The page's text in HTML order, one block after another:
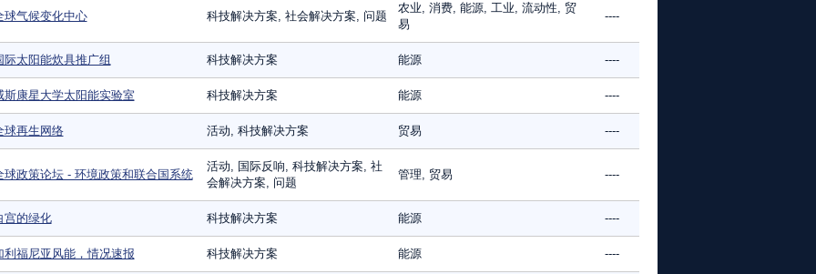
球气候变化中心 科技解决方案, 社会解决方案, 问题
农业, 消费, 能源, 工业, 流动性, 贸
易
----
际太阳能炊具推广组 科技解决方案 能源 ----
斯康星大学太阳能实验室 科技解决方案 能源 ----
球再生网络 活动, 科技解决方案 贸易 ----
球政策论坛 - 环境政策和联合国系统
活动, 国际反响, 科技解决方案, 社
会解决方案, 问题
管理, 贸易 ----
宫的绿化 科技解决方案 能源 ----
利福尼亚风能，情况速报 科技解决方案 能源 ----